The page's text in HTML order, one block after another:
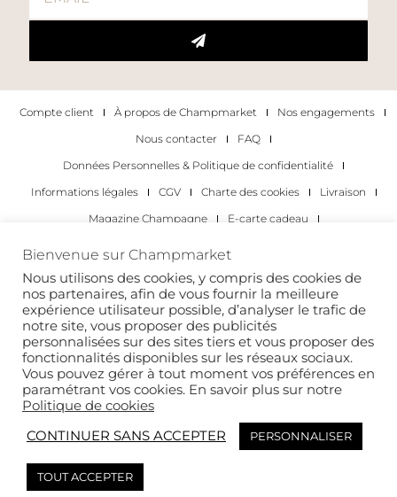
Compte client À propos de Champmarket
Nos engagements
Nous contacter
FAQ
Données Personnelles & Politique de confidentialité
Informations légales
CGV Charte des cookies
Livraison
Magazine Champagne
E-carte cadeau
Les occasions pour déguster du champagne
Pour les particuliers
Pour les entreprises
Copyright 2022 © tous droits réservés. Champmarket.
Bienvenue sur Champmarket
Nous utilisons des cookies, y compris des cookies de
nos partenaires, afin de vous fournir la meilleure
expérience utilisateur possible, d’analyser le trafic de
notre site, vous proposer des publicités
personnalisées sur des sites tiers et vous proposer des
fonctionnalités disponibles sur les réseaux sociaux.
Vous pouvez gérer à tout moment vos préférences en
paramétrant vos cookies. En savoir plus sur notre
Politique de cookies
CONTINUER SANS ACCEPTER
PERSONNALISER
TOUT ACCEPTER